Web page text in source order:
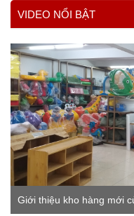
VIDEO NỔI BẬT
Giới thiệu kho hàng mới